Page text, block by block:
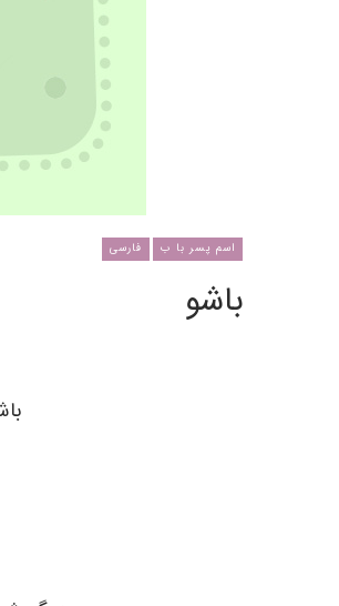
اسم پسر با ب فارسی
باشو